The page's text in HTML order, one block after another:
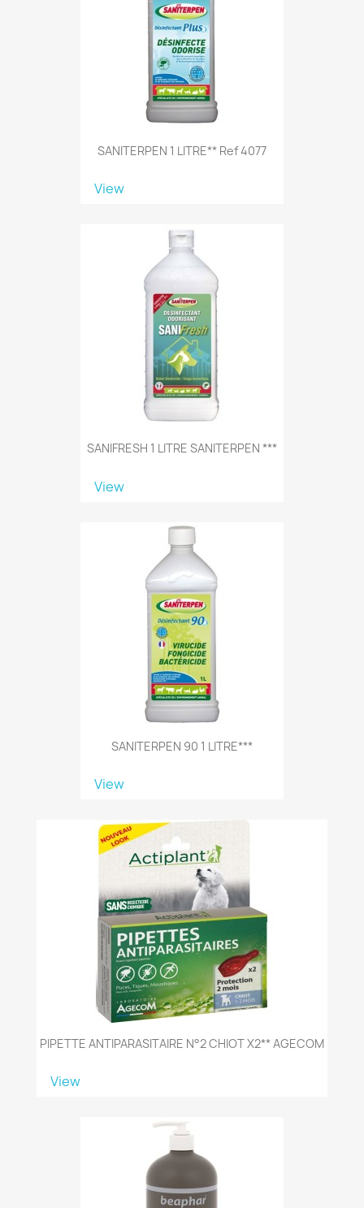
SANITERPEN 1 LITRE** Ref 4077
View
SANIFRESH 1 LITRE SANITERPEN ***
View
SANITERPEN 90 1 LITRE***
View
PIPETTE ANTIPARASITAIRE N°2 CHIOT X2** AGECOM
View